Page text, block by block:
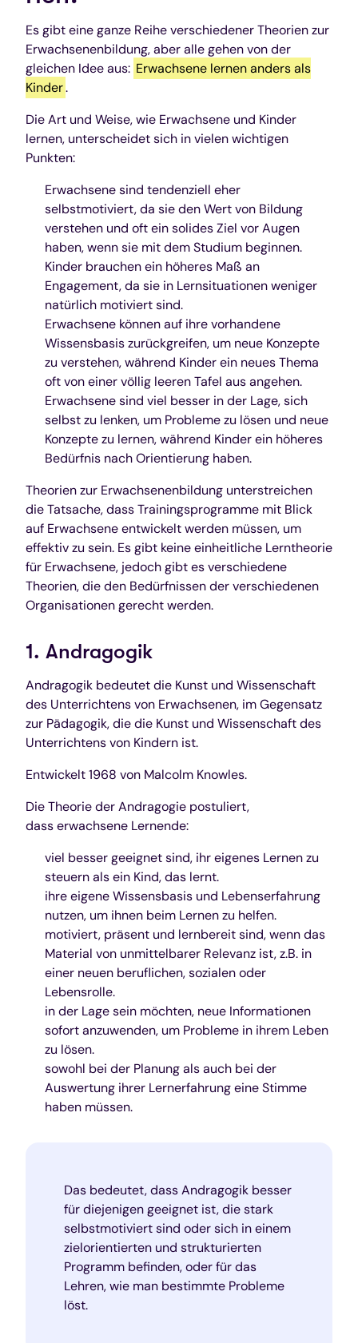
Es gibt eine ganze Reihe verschiedener Theorien zur
Erwachsenenbildung, aber alle gehen von der
gleichen Idee aus: Erwachsene lernen anders als
Kinder.
Die Art und Weise, wie Erwachsene und Kinder
lernen, unterscheidet sich in vielen wichtigen
Punkten:
Erwachsene sind tendenziell eher
selbstmotiviert, da sie den Wert von Bildung
verstehen und oft ein solides Ziel vor Augen
haben, wenn sie mit dem Studium beginnen.
Kinder brauchen ein höheres Maß an
Engagement, da sie in Lernsituationen weniger
natürlich motiviert sind.
Erwachsene können auf ihre vorhandene
Wissensbasis zurückgreifen, um neue Konzepte
zu verstehen, während Kinder ein neues Thema
oft von einer völlig leeren Tafel aus angehen.
Erwachsene sind viel besser in der Lage, sich
selbst zu lenken, um Probleme zu lösen und neue
Konzepte zu lernen, während Kinder ein höheres
Bedürfnis nach Orientierung haben.
Theorien zur Erwachsenenbildung unterstreichen
die Tatsache, dass Trainingsprogramme mit Blick
auf Erwachsene entwickelt werden müssen, um
effektiv zu sein. Es gibt keine einheitliche Lerntheorie
für Erwachsene, jedoch gibt es verschiedene
Theorien, die den Bedürfnissen der verschiedenen
Organisationen gerecht werden.
1. Andragogik
Andragogik bedeutet die Kunst und Wissenschaft
des Unterrichtens von Erwachsenen, im Gegensatz
zur Pädagogik, die die Kunst und Wissenschaft des
Unterrichtens von Kindern ist.
Entwickelt 1968 von Malcolm Knowles.
Die Theorie der Andragogie postuliert,
dass erwachsene Lernende:
viel besser geeignet sind, ihr eigenes Lernen zu
steuern als ein Kind, das lernt.
ihre eigene Wissensbasis und Lebenserfahrung
nutzen, um ihnen beim Lernen zu helfen.
motiviert, präsent und lernbereit sind, wenn das
Material von unmittelbarer Relevanz ist, z.B. in
einer neuen beruflichen, sozialen oder
Lebensrolle.
in der Lage sein möchten, neue Informationen
sofort anzuwenden, um Probleme in ihrem Leben
zu lösen.
sowohl bei der Planung als auch bei der
Auswertung ihrer Lernerfahrung eine Stimme
haben müssen.
Das bedeutet, dass Andragogik besser
für diejenigen geeignet ist, die stark
selbstmotiviert sind oder sich in einem
zielorientierten und strukturierten
Programm befinden, oder für das
Lehren, wie man bestimmte Probleme
löst.